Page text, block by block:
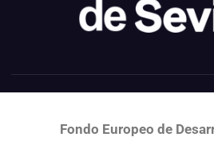
Fondo Europeo de